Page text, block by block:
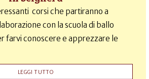
corsi che partiranno a
con la scuola di ballo
farvi conoscere e apprezzare le
LEGGI TUTTO